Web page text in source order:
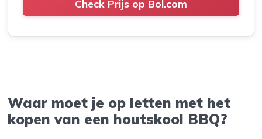
Check Prijs op Bol.com
Waar moet je op letten met het
kopen van een houtskool BBQ?